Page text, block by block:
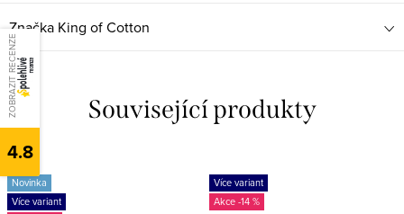
Značka King of Cotton
Související produkty
Novinka
Více variant
Více variant
-14 %
ZOBRAZIT RECENZE
4.8